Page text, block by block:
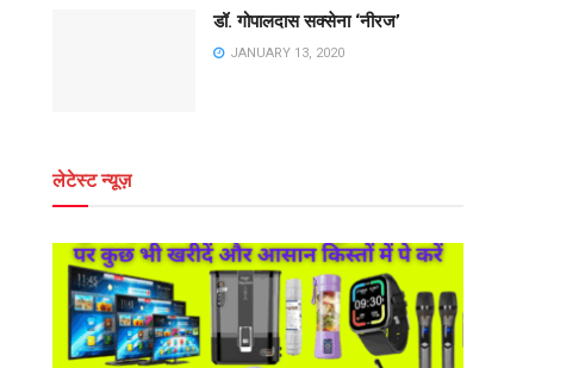
डॉ. गोपालदास सक्सेना ‘नीरज’
JANUARY 13, 2020
लेटेस्ट न्यूज़